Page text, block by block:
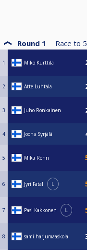
Round 1 Race to 5
1 Miko Kurttila
2 Atte Luhtala
3 Juho Ronkainen
4 Joona Syrjälä
5 Mika Rönn
6 Jyri Fatal L
7 Pasi Kakkonen L
8 sami harjumaaskola